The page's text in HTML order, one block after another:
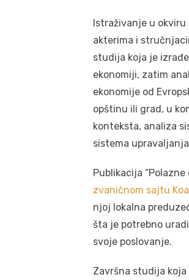
Istraživanje u okviru
akterima i
studija koja je
ekonomiji, zatim
ekonomije od
opštinu ili grad, u
konteksta, analiza
sistema
Publikacija
zvaničnom sajtu
njoj lokalna
šta je potrebno
svoje poslovanje.
Završna studija